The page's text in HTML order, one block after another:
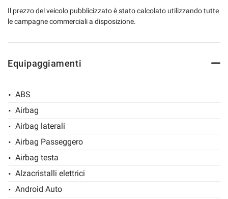
- ALLESTIMENTO ALLURE DA 19.470 EURO
036336641
SITO WEB
Treviglioauto.it
Il prezzo del veicolo pubblicizzato è stato calcolato utilizzando tutte
le campagne commerciali a disposizione.
Equipaggiamenti
ABS
Airbag
Airbag laterali
Airbag Passeggero
Airbag testa
Alzacristalli elettrici
Android Auto
Cookie per il miglioramento dell'esperienza utente
Cookie di marketing
Leggi
la
cookie
policy
Salva
le
impostazioni